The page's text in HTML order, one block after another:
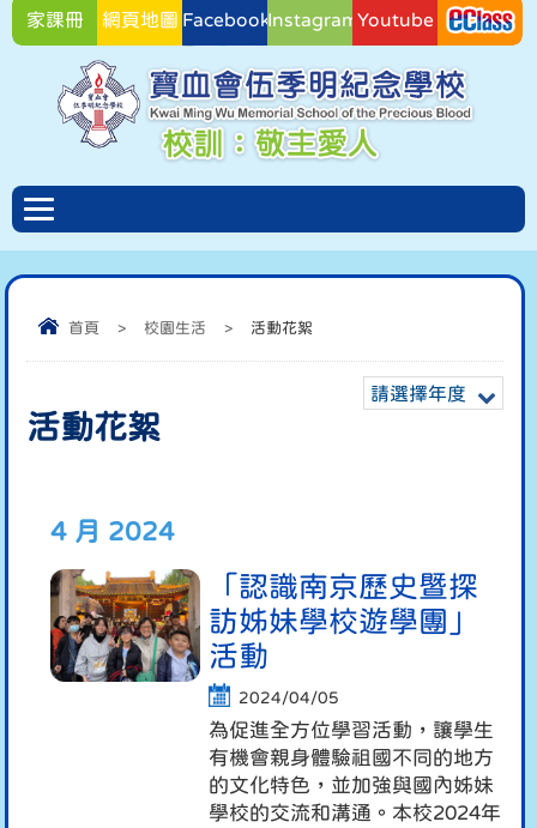
家課冊 網頁地圖 FacebookInstagramYoutube
首頁 > 校園生活 > 活動花絮
活動花絮
請選擇年度
4 月 2024
「認識南京歷史暨探
訪姊妹學校遊學團」
活動
2024/04/05
為促進全方位學習活動，讓學生
有機會親身體驗祖國不同的地方
的文化特色，並加強與國內姊妹
學校的交流和溝通。本校2024年